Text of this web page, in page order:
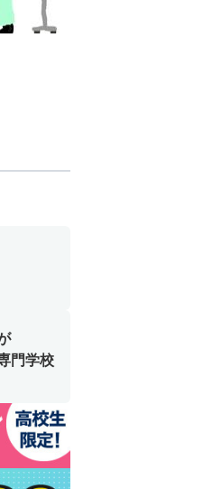
門学校